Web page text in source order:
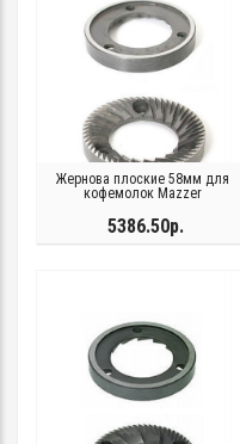
Жернова плоские 58мм для
кофемолок Mazzer
5386.50р.